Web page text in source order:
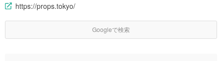
https://props.tokyo/
Googleで検索